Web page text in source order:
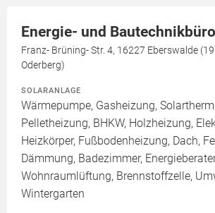
Energie- und
Franz- Brüning- Str. 4, 16227 Eberswalde
Oderberg)
SOLARANLAGE
Wärmepumpe, Gasheizung,
Pelletheizung, BHKW, Holzheizung,
Heizkörper, Fußbodenheizung, Dach,
Dämmung, Badezimmer,
Wohnraumlüftung, Brennstoffzelle,
Wintergarten